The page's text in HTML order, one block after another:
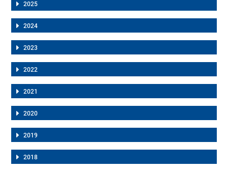
2025
2024
2023
2022
2021
2020
2019
2018